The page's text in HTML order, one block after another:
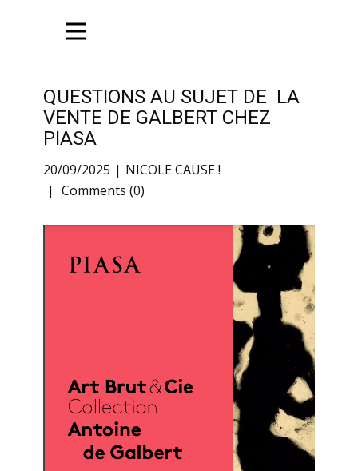
QUESTIONS AU SUJET DE LA
VENTE DE GALBERT CHEZ
PIASA
20/09/2025
NICOLE CAUSE !
Comments (0)